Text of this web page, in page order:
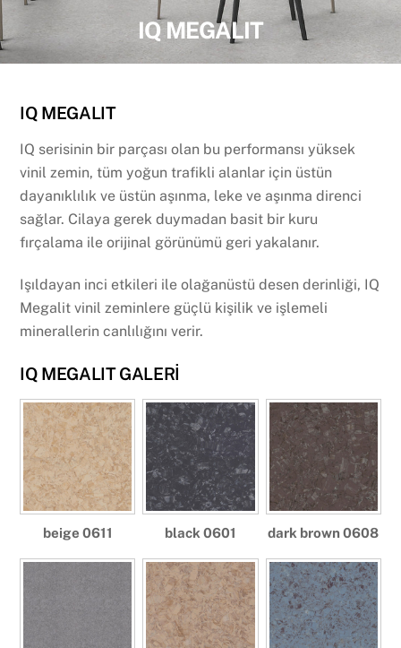
IQ MEGALIT
IQ MEGALIT
IQ serisinin bir parçası olan bu performansı yüksek
vinil zemin, tüm yoğun trafikli alanlar için üstün
dayanıklılık ve üstün aşınma, leke ve aşınma direnci
sağlar. Cilaya gerek duymadan basit bir kuru
fırçalama ile orijinal görünümü geri yakalanır.
Işıldayan inci etkileri ile olağanüstü desen derinliği, IQ
Megalit vinil zeminlere güçlü kişilik ve işlemeli
minerallerin canlılığını verir.
IQ MEGALIT GALERİ
beige 0611 black 0601 dark brown 0608